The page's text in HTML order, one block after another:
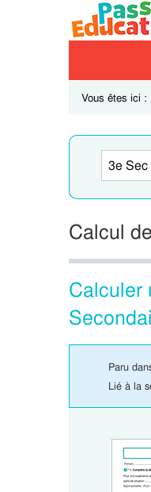
Vous êtes ici :
Calcul
Calculer
Paru
Lié à la